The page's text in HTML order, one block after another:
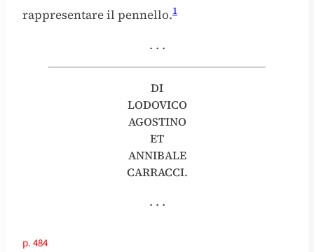
rappresentare il pennello.1
. . .
DI
LODOVICO
AGOSTΙΝΟ
ET
ANNIBALE
CARRACCI.
. . .
p. 484